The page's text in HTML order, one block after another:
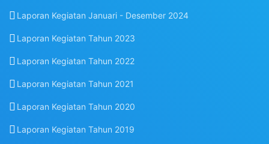
Laporan Kegiatan Januari - Desember 2024
Laporan Kegiatan Tahun 2023
Laporan Kegiatan Tahun 2022
Laporan Kegiatan Tahun 2021
Laporan Kegiatan Tahun 2020
Laporan Kegiatan Tahun 2019